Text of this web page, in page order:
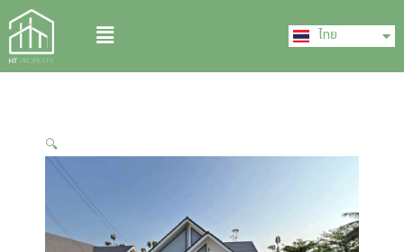
Skip
to
content
Menu ไทย
中文 (中国)
🔍